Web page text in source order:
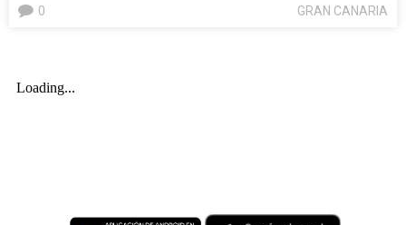
GRAN CANARIA
0